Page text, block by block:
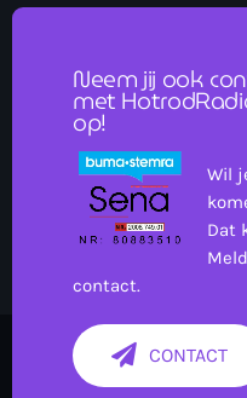
Neem jij ook
met
op!
Wil
Dat
contact.
CONTACT